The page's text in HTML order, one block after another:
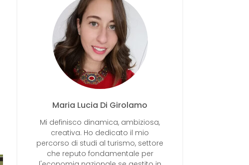
Maria Lucia Di Girolamo
Mi definisco dinamica, ambiziosa,
creativa. Ho dedicato il mio
percorso di studi al turismo, settore
che reputo fondamentale per